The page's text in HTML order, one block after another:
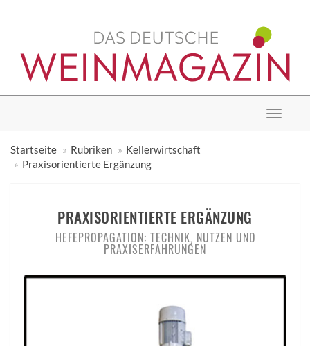
Toggle
Startseite
Rubriken
Kellerwirtschaft
Praxisorientierte Ergänzung
PRAXISORIENTIERTE ERGÄNZUNG
HEFEPROPAGATION: TECHNIK, NUTZEN UND
PRAXISERFAHRUNGEN